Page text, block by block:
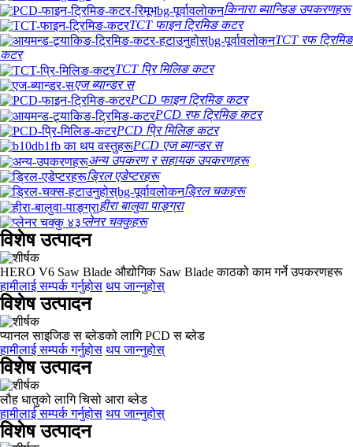
किनारा ब्यान्डिङ उपकरणहरू
TCT फाइन ट्रिमिङ कटर
TCT रफ ट्रिमिङ
कटर
TCT प्रि मिलिङ कटर
एज ब्यान्डर स
PCD फाइन ट्रिमिङ कटर
PCD रफ ट्रिमिङ कटर
PCD प्रि मिलिङ कटर
PCD एज ब्यान्डर स
अन्य उपकरण र सहायक उपकरणहरू
ड्रिल एडेप्टरहरू
ड्रिल चकहरू
हीरा बालुवा पाङ्ग्रा
प्लेनर चक्कुहरू
विशेष उत्पादन
HERO V6 Saw Blade औद्योगिक Saw Blade काठको काम गर्ने उपकरणहरू
हामीलाई सम्पर्क गर्नुहोस थप जान्नुहोस्
विशेष उत्पादन
प्यानल साइजिङ स ब्लेडको लागि PCD स ब्लेड
हामीलाई सम्पर्क गर्नुहोस थप जान्नुहोस्
विशेष उत्पादन
लौह धातुको लागि चिसो आरा ब्लेड
हामीलाई सम्पर्क गर्नुहोस थप जान्नुहोस्
विशेष उत्पादन